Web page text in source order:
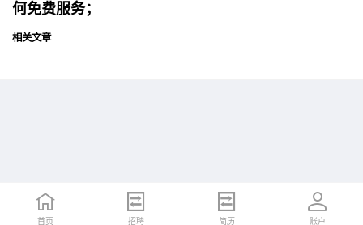
何免费服务；
相关文章
首页 招聘 简历 账户
首页 招聘 简历 账户